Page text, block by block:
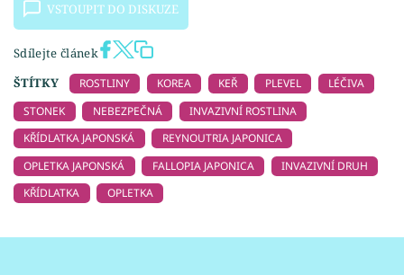
VSTOUPIT DO DISKUZE
Sdílejte článek
ŠTÍTKY
ROSTLINY KOREA KEŘ PLEVEL
LÉČIVA
STONEK
NEBEZPEČNÁ
INVAZIVNÍ ROSTLINA
KŘÍDLATKA JAPONSKÁ
REYNOUTRIA JAPONICA
OPLETKA JAPONSKÁ
FALLOPIA JAPONICA
INVAZIVNÍ DRUH
KŘÍDLATKA
OPLETKA